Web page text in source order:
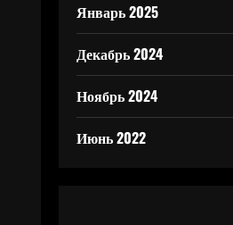
Январь 2025
Декабрь 2024
Ноябрь 2024
Июнь 2022